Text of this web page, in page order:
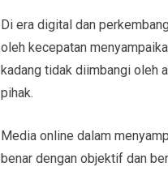
Di era digital dan
oleh kecepatan
kadang tidak diimbangi oleh
pihak.
Media online dalam
benar dengan objektif dan